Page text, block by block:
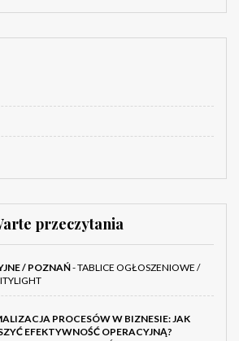
przeczytania
/ POZNAŃ- TABLICE OGŁOSZENIOWE /
PROCESÓW W BIZNESIE: JAK
EFEKTYWNOŚĆ OPERACYJNĄ?